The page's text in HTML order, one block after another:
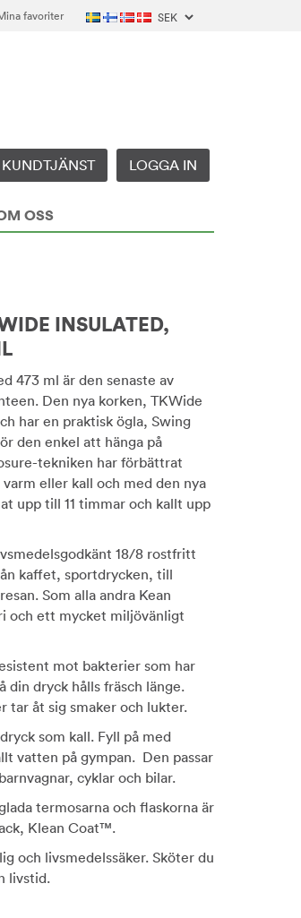
favoriter
KUNDTJÄNST LOGGA IN
OSS
INSULATED,
473 ml är den senaste av
Den nya korken, TKWide
har en praktisk ögla, Swing
den enkel att hänga på
tekniken har förbättrat
eller kall och med den nya
upp till 11 timmar och kallt upp
18/8 rostfritt
kaffet, sportdrycken, till
Som alla andra Kean
och ett mycket miljövänligt
mot bakterier som har
din dryck hålls fräsch länge.
tar åt sig smaker och lukter.
som kall. Fyll på med
vatten på gympan. Den passar
cyklar och bilar.
termosarna och flaskorna är
Klean Coat™.
och livsmedelssäker. Sköter du
livstid.